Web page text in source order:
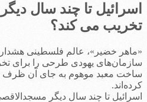
اسرائیل تا چند سال
تخریب می کند؟
«ماهر خضیر»، عالم فلسطینی هشدار
سازمان‌های یهودی طرحی را برای
ساخت معبد موهوم به جای آن ظرف
کرده‌‌اند.
اسرائیل تا چند سال دیگر